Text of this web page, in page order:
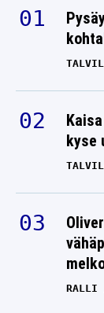
kyse
RALLI